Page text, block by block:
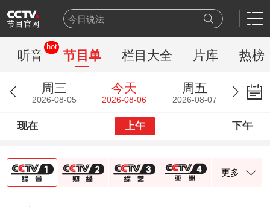
今日说法
百家讲坛
一线
豪门盛宴
听音
hot
节目单 栏目大全 片库 热榜
周三
2026-08-05
今天
2026-08-06
周五
2026-08-07
现在 上午 下午
更多